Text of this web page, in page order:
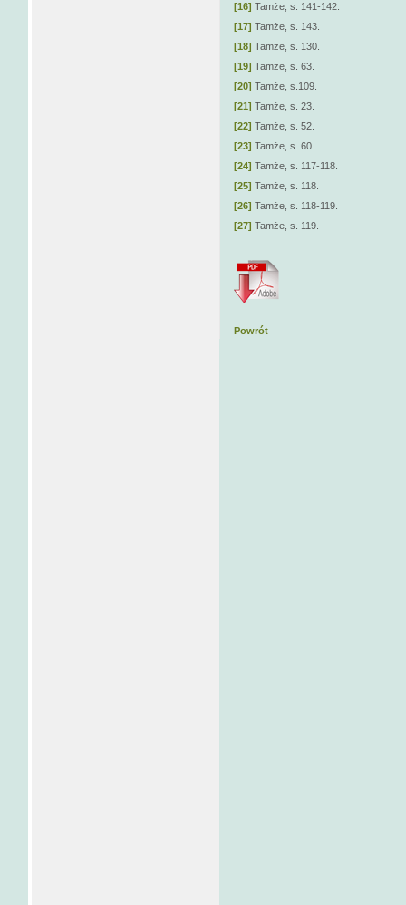
[16] Tamże, s. 141-142.
[17] Tamże, s. 143.
[18] Tamże, s. 130.
[19] Tamże, s. 63.
[20] Tamże, s.109.
[21] Tamże, s. 23.
[22] Tamże, s. 52.
[23] Tamże, s. 60.
[24] Tamże, s. 117-118.
[25] Tamże, s. 118.
[26] Tamże, s. 118-119.
[27] Tamże, s. 119.
Powrót